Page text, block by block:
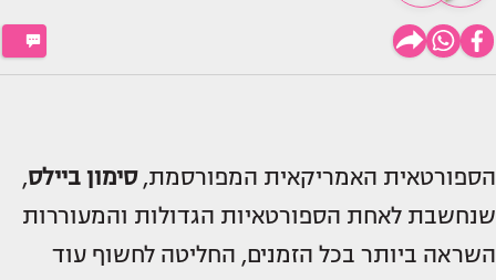
הספורטאית האמריקאית המפורסמת,סימון ביילס,
שנחשבת לאחת הספורטאיות הגדולות והמעוררות
השראה ביותר בכל הזמנים, החליטה לחשוף עוד